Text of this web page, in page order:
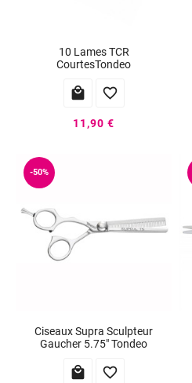
10 Lames TCR
CourtesTondeo
 
11,90 €
-50%
Ciseaux Supra Sculpteur
Gaucher 5.75" Tondeo
 